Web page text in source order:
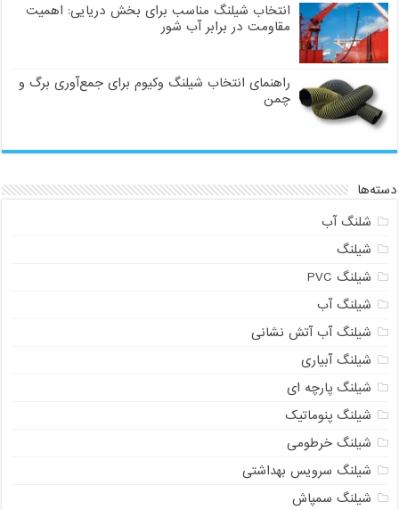
انتخاب شیلنگ مناسب برای بخش دریایی: اهمیت
مقاومت در برابر آب شور
راهنمای انتخاب شیلنگ وکیوم برای جمع‌آوری برگ و
چمن
دسته‌ها
شلنگ آب
شیلنگ
شیلنگ PVC
شیلنگ آب
شیلنگ آب آتش نشانی
شیلنگ آبیاری
شیلنگ پارچه ای
شیلنگ پنوماتیک
شیلنگ خرطومی
شیلنگ سرویس بهداشتی
شیلنگ سمپاش